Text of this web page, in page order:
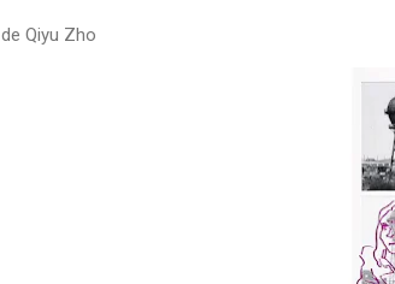
de Qiyu Zho